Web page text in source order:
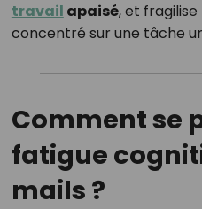
travail apaisé, et
concentré sur une tâche
Comment se
fatigue
mails ?